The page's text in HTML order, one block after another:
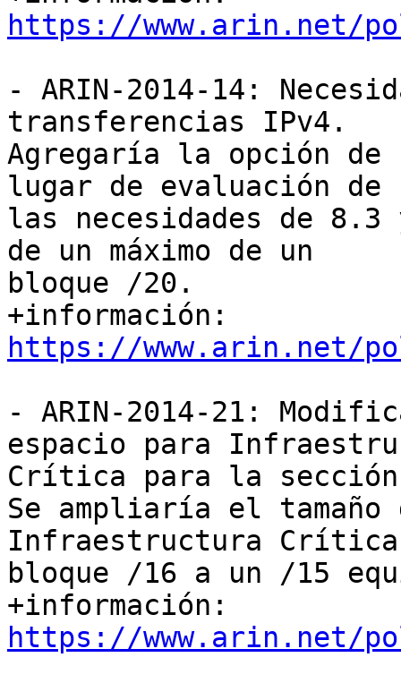
https://www.arin.net/
- ARIN-2014-14:
transferencias IPv4.
Agregaría la opción
lugar de evaluación de
las necesidades de
de un máximo de un
bloque /20.
https://www.arin.net/
- ARIN-2014-21:
espacio para
Crítica para la
Se ampliaría el
Infraestructura Crítica
bloque /16 a un /15
https://www.arin.net/